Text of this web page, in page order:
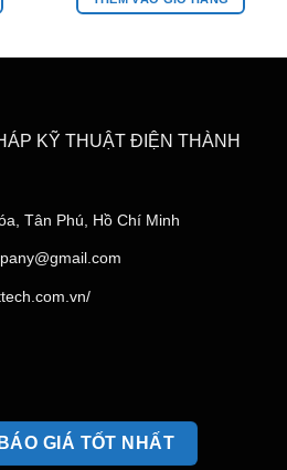
KỸ THUẬT ĐIỆN THÀNH
Tân Phú, Hồ Chí Minh
GIÁ TỐT NHẤT